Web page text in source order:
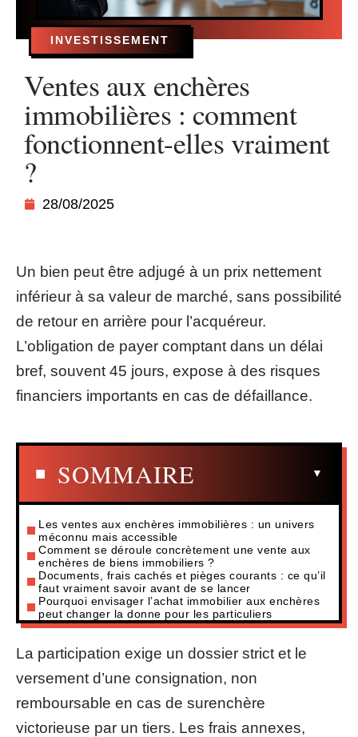
INVESTISSEMENT
Ventes aux enchères
immobilières : comment
fonctionnent-elles vraiment
?
28/08/2025
Un bien peut être adjugé à un prix nettement
inférieur à sa valeur de marché, sans possibilité
de retour en arrière pour l’acquéreur.
L’obligation de payer comptant dans un délai
bref, souvent 45 jours, expose à des risques
financiers importants en cas de défaillance.
SOMMAIRE
Les ventes aux enchères immobilières : un univers
méconnu mais accessible
Comment se déroule concrètement une vente aux
enchères de biens immobiliers ?
Documents, frais cachés et pièges courants : ce qu’il
faut vraiment savoir avant de se lancer
Pourquoi envisager l’achat immobilier aux enchères
peut changer la donne pour les particuliers
La participation exige un dossier strict et le
versement d’une consignation, non
remboursable en cas de surenchère
victorieuse par un tiers. Les frais annexes,